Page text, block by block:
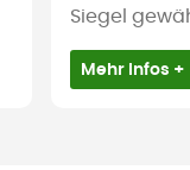
Siegel
Mehr Infos +